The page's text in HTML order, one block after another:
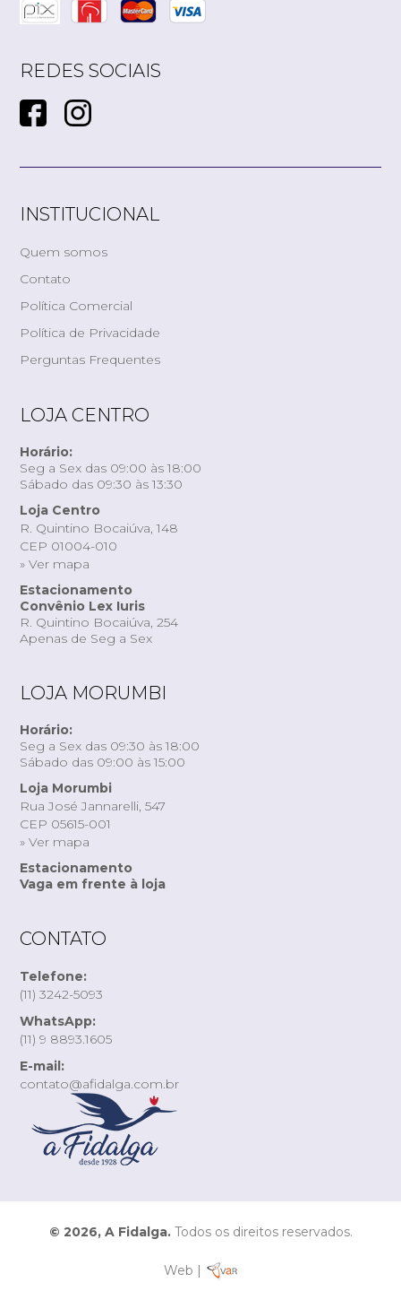
REDES SOCIAIS
INSTITUCIONAL
Quem somos
Contato
Política Comercial
Política de Privacidade
Perguntas Frequentes
LOJA CENTRO
Horário:
Seg a Sex das 09:00 às 18:00
Sábado das 09:30 às 13:30
Loja Centro
R. Quintino Bocaiúva, 148
CEP 01004-010
» Ver mapa
Estacionamento
Convênio Lex Iuris
R. Quintino Bocaiúva, 254
Apenas de Seg a Sex
LOJA MORUMBI
Horário:
Seg a Sex das 09:30 às 18:00
Sábado das 09:00 às 15:00
Loja Morumbi
Rua José Jannarelli, 547
CEP 05615-001
» Ver mapa
Estacionamento
Vaga em frente à loja
CONTATO
Telefone:
(11) 3242-5093
WhatsApp:
(11) 9 8893.1605
E-mail:
contato@afidalga.com.br
© 2026, A Fidalga.Todos os direitos reservados.
Web |